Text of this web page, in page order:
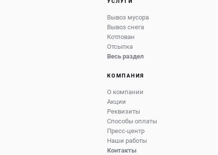
Вывоз мусора
Вывоз снега
Котлован
Отсыпка
Весь раздел
КОМПАНИЯ
О компании
Акции
Реквизиты
Способы оплаты
Пресс-центр
Наши работы
Контакты